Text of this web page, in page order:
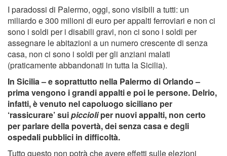
I paradossi di Palermo, oggi, sono visibili a tutti: un
miliardo e 300 milioni di euro per appalti ferroviari e non ci
sono i soldi per i disabili gravi, non ci sono i soldi per
assegnare le abitazioni a un numero crescente di senza
casa, non ci sono i soldi per gli anziani malati
(praticamente abbandonati in tutta la Sicilia).
In Sicilia – e soprattutto nella Palermo di Orlando –
prima vengono i grandi appalti e poi le persone. Delrio,
infatti, è venuto nel capoluogo siciliano per
‘rassicurare’ suipiccioliper nuovi appalti, non certo
per parlare della povertà, dei senza casa e degli
ospedali pubblici in difficoltà.
Tutto questo non potrà che avere effetti sulle elezioni